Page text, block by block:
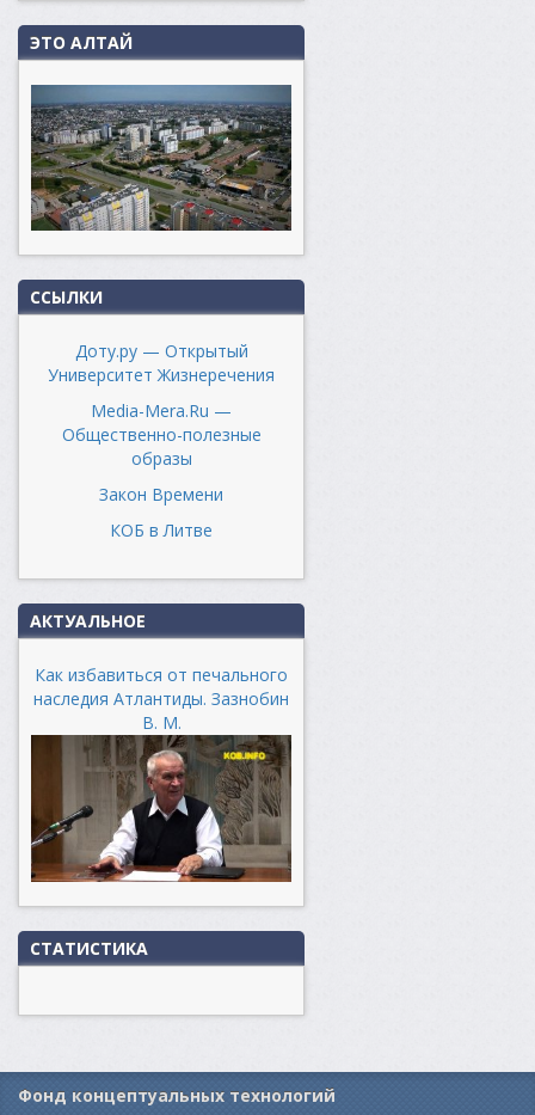
ЭТО АЛТАЙ
ССЫЛКИ
Доту.ру — Открытый
Университет Жизнеречения
Media-Mera.Ru —
Общественно-полезные
образы
Закон Времени
КОБ в Литве
АКТУАЛЬНОЕ
Как избавиться от печального
наследия Атлантиды. Зазнобин
В. М.
СТАТИСТИКА
Фонд концептуальных технологий